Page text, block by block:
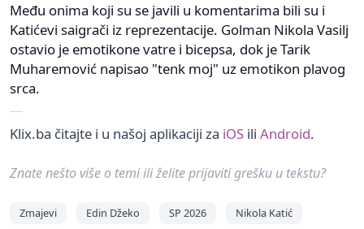
Među onima koji su se javili u komentarima bili su i
Katićevi saigrači iz reprezentacije. Golman Nikola Vasilj
ostavio je emotikone vatre i bicepsa, dok je Tarik
Muharemović napisao "tenk moj" uz emotikon plavog
srca.
Klix.ba čitajte i u našoj aplikaciji za iOS ili Android.
Znate nešto više o temi ili želite prijaviti grešku u tekstu?
Zmajevi Edin Džeko SP 2026 Nikola Katić